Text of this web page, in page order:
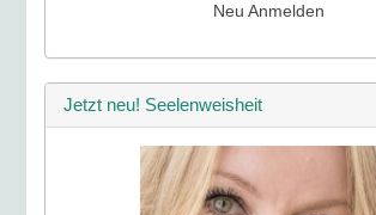
Neu Anmelden
Jetzt neu! Seelenweisheit